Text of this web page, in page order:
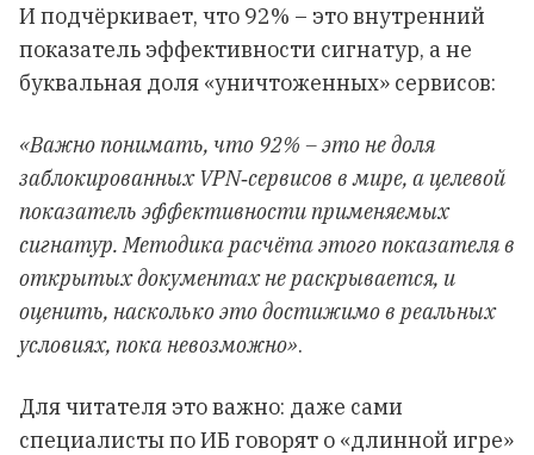
И подчёркивает, что 92% – это внутренний
показатель эффективности сигнатур, а не
буквальная доля «уничтоженных» сервисов:
«Важно понимать, что 92% – это не доля
заблокированных VPN‑сервисов в мире, а целевой
показатель эффективности применяемых
сигнатур. Методика расчёта этого показателя в
открытых документах не раскрывается, и
оценить, насколько это достижимо в реальных
условиях, пока невозможно».
Для читателя это важно: даже сами
специалисты по ИБ говорят о «длинной игре»